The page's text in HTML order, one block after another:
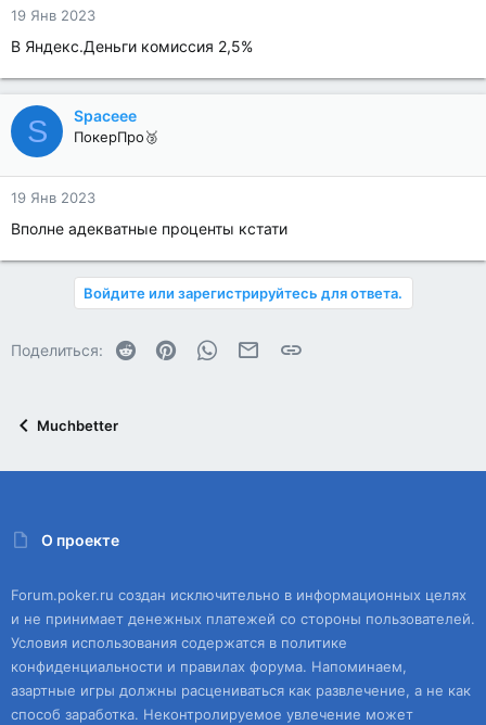
19 Янв 2023
В Яндекс.Деньги комиссия 2,5%
S Spaceee
ПокерПро🥉
19 Янв 2023
Вполне адекватные проценты кстати
Войдите или зарегистрируйтесь для ответа.
Поделиться: Reddit PinterestWhatsAppЭлектронная почта
Ссылка
Muchbetter
О проекте
Forum.poker.ru создан исключительно в информационных целях
и не принимает денежных платежей со стороны пользователей.
Условия использования содержатся в политике
конфиденциальности и правилах форума. Напоминаем,
азартные игры должны расцениваться как развлечение, а не как
способ заработка. Неконтролируемое увлечение может